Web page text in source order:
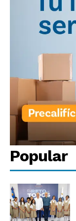
Popular